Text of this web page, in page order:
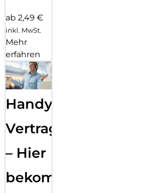
ab 2,49 €
inkl. MwSt.
Mehr
erfahren
Handy
Vertragsabwicklung
– Hier
bekommst